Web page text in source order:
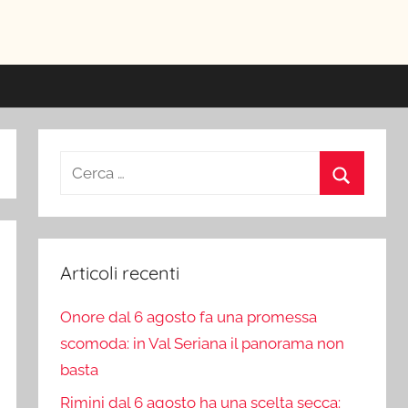
Ricerca
Articoli recenti
Onore dal 6 agosto fa una promessa
scomoda: in Val Seriana il panorama non
basta
Rimini dal 6 agosto ha una scelta secca: